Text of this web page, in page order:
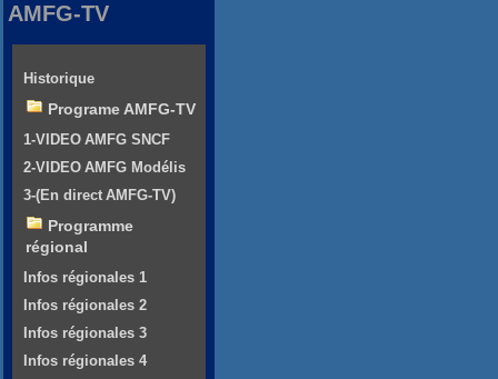
AMFG-TV
Historique
Programe AMFG-TV
1-VIDEO AMFG SNCF
2-VIDEO AMFG Modélis
3-(En direct AMFG-TV)
Programme
régional
Infos régionales 1
Infos régionales 2
Infos régionales 3
Infos régionales 4